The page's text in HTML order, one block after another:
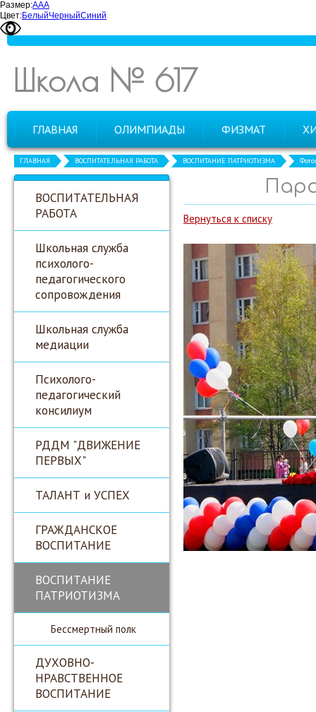
Размер:ААА
Цвет:БелыйЧерныйСиний
Школа № 617
ГЛАВНАЯ ОЛИМПИАДЫ ФИЗМАТ
ГЛАВНАЯ ВОСПИТАТЕЛЬНАЯ РАБОТА ВОСПИТАНИЕ ПАТРИОТИЗМА
ВОСПИТАТЕЛЬНАЯ
РАБОТА
Школьная служба
психолого-
педагогического
сопровождения
Школьная служба
медиации
Психолого-
педагогический
консилиум
РДДМ "ДВИЖЕНИЕ
ПЕРВЫХ"
ТАЛАНТ и УСПЕХ
ГРАЖДАНСКОЕ
ВОСПИТАНИЕ
ВОСПИТАНИЕ
ПАТРИОТИЗМА
Бессмертный полк
ДУХОВНО-
НРАВСТВЕННОЕ
ВОСПИТАНИЕ
Вернуться к списку